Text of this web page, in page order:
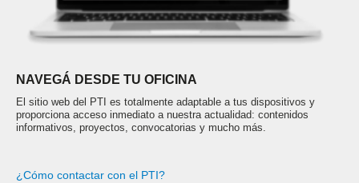
NAVEGÁ DESDE TU OFICINA
El sitio web del PTI es totalmente adaptable a tus dispositivos y
proporciona acceso inmediato a nuestra actualidad: contenidos
informativos, proyectos, convocatorias y mucho más.
¿Cómo contactar con el PTI?